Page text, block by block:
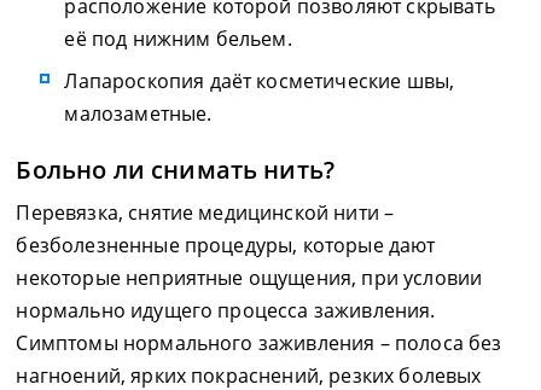
расположение которой позволяют скрывать
её под нижним бельем.
Лапароскопия даёт косметические швы,
малозаметные.
Больно ли снимать нить?
Перевязка, снятие медицинской нити –
безболезненные процедуры, которые дают
некоторые неприятные ощущения, при условии
нормально идущего процесса заживления.
Симптомы нормального заживления – полоса без
нагноений, ярких покраснений, резких болевых